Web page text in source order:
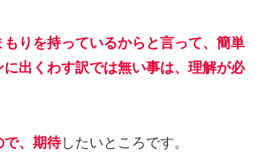
もりを持っているからと言って、簡単
出くわす訳では無い事は、理解が必
で、期待したいところです。